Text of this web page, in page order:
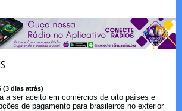
(3 dias atrás)
a ser aceito em comércios de oito países e
de pagamento para brasileiros no exterior